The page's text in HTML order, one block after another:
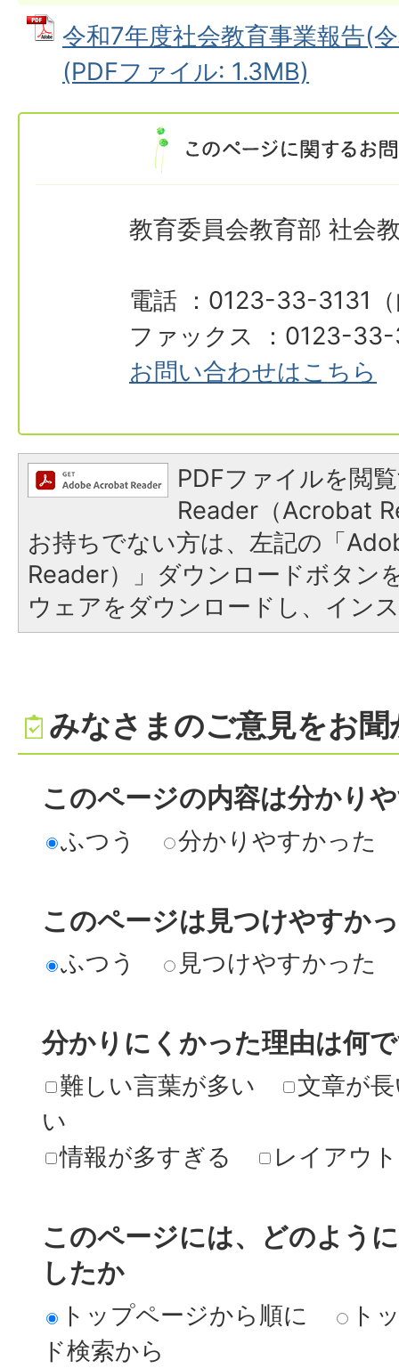
令和7年度社会教育事業報告(
(PDFファイル: 1.3MB)
教育委員会教育部 社会
電話 ：0123-33-3131（
ファックス ：0123-
お問い合わせはこちら
PDFファイルを閲
Reader（Acrobat
お持ちでない方は、左記の「
Reader）」ダウンロードボタン
ウェアをダウンロードし、イン
みなさまのご意見をお
このページの内容は分かり
ふつう 分かりやすかった
このページは見つけやすか
ふつう 見つけやすかった
分かりにくかった理由は何
難しい言葉が多い
文章が
い
情報が多すぎる
レイアウ
このページには、どのよう
したか
トップページから順に
ト
ド検索から